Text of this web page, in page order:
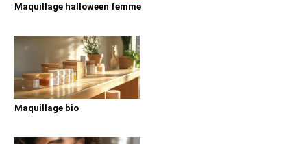
Maquillage halloween femme
Maquillage bio